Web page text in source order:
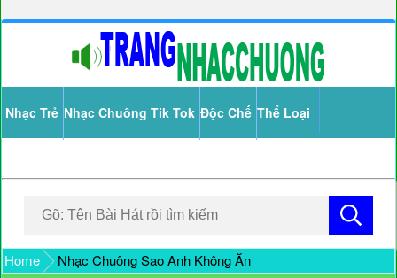
Nhạc Trẻ Nhạc Chuông Tik Tok Độc Chế Thể Loại
Home Nhạc Chuông Sao Anh Không Ăn